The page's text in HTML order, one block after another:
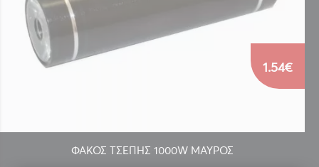
ΦΑΚΟΣ ΤΣΕΠΗΣ 1000W ΜΑΥΡΟΣ
1.54€